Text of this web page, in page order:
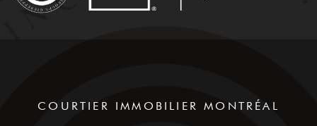
COURTIER IMMOBILIER MONTRÉAL